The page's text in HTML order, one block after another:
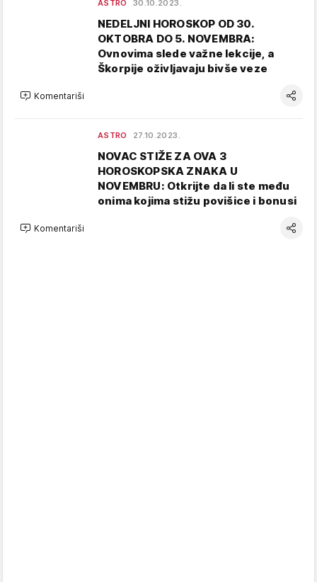
ASTRO 30.10.2023.
NEDELJNI HOROSKOP OD 30.
OKTOBRA DO 5. NOVEMBRA:
Ovnovima slede važne lekcije, a
Škorpije oživljavaju bivše veze
Komentariši
ASTRO 27.10.2023.
NOVAC STIŽE ZA OVA 3
HOROSKOPSKA ZNAKA U
NOVEMBRU: Otkrijte da li ste među
onima kojima stižu povišice i bonusi
Komentariši